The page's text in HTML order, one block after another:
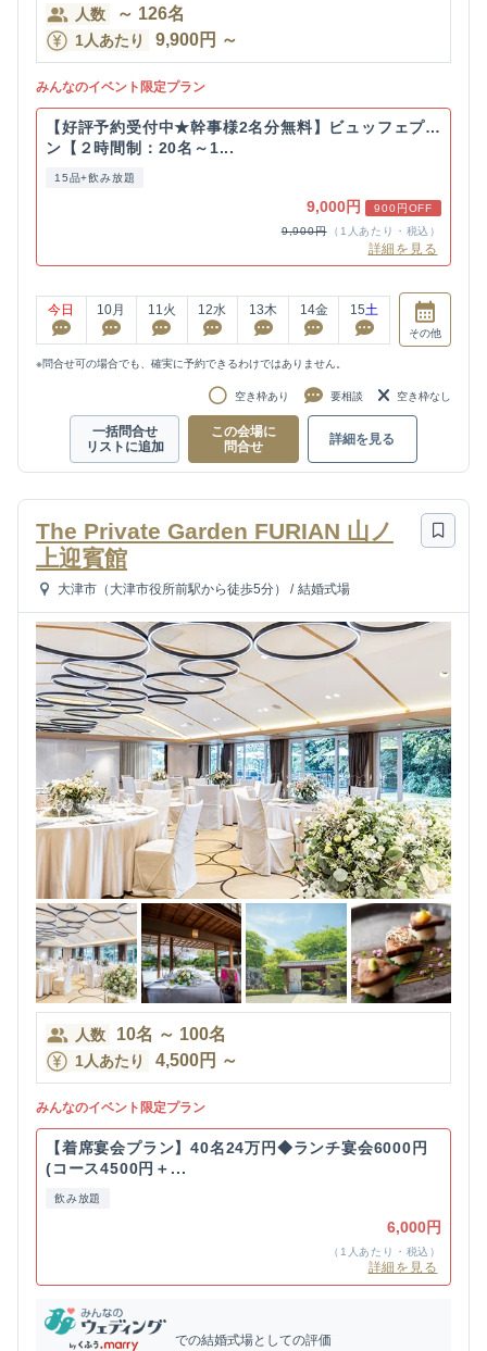
人数 ～ 126名
1人あたり 9,900円 ～
みんなのイベント限定プラン
【好評予約受付中★幹事様2名分無料】ビュッフェプラ
ン【２時間制：20名～1...
15品+飲み放題
9,000円
900円OFF
9,900円
（1人あたり・税込）
詳細を見る
今日 10月 11 火 12水 13木 14金 15土
その他
※問合せ可の場合でも、確実に予約できるわけではありません。
空き枠あり 要相談 空き枠なし
一括問合せ
リストに追加
この会場に
問合せ
詳細を見る
The Private Garden FURIAN 山ノ
上迎賓館
大津市（大津市役所前駅から徒歩5分） / 結婚式場
人数 10名 ～ 100名
1人あたり 4,500円 ～
みんなのイベント限定プラン
【着席宴会プラン】40名24万円◆ランチ宴会6000円
(コース4500円＋...
飲み放題
6,000円
（1人あたり・税込）
詳細を見る
での結婚式場としての評価